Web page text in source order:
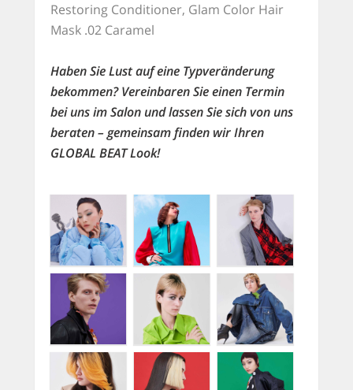
Restoring Conditioner, Glam Color Hair
Mask .02 Caramel
Haben Sie Lust auf eine Typveränderung
bekommen? Vereinbaren Sie einen Termin
bei uns im Salon und lassen Sie sich von uns
beraten – gemeinsam finden wir Ihren
GLOBAL BEAT Look!